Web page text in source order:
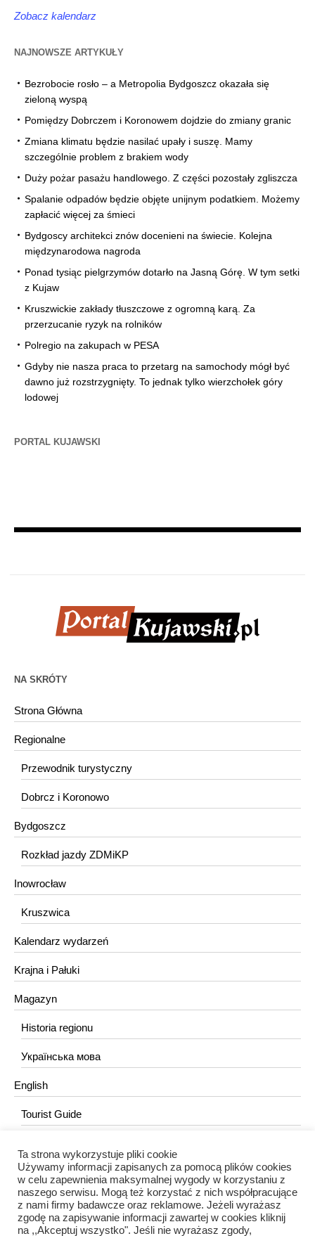
Zobacz kalendarz
NAJNOWSZE ARTYKUŁY
Bezrobocie rosło – a Metropolia Bydgoszcz okazała się
zieloną wyspą
Pomiędzy Dobrczem i Koronowem dojdzie do zmiany granic
Zmiana klimatu będzie nasilać upały i suszę. Mamy
szczególnie problem z brakiem wody
Duży pożar pasażu handlowego. Z części pozostały zgliszcza
Spalanie odpadów będzie objęte unijnym podatkiem. Możemy
zapłacić więcej za śmieci
Bydgoscy architekci znów docenieni na świecie. Kolejna
międzynarodowa nagroda
Ponad tysiąc pielgrzymów dotarło na Jasną Górę. W tym setki
z Kujaw
Kruszwickie zakłady tłuszczowe z ogromną karą. Za
przerzucanie ryzyk na rolników
Polregio na zakupach w PESA
Gdyby nie nasza praca to przetarg na samochody mógł być
dawno już rozstrzygnięty. To jednak tylko wierzchołek góry
lodowej
PORTAL KUJAWSKI
NA SKRÓTY
Strona Główna
Regionalne
Przewodnik turystyczny
Dobrcz i Koronowo
Bydgoszcz
Rozkład jazdy ZDMiKP
Inowrocław
Kruszwica
Kalendarz wydarzeń
Krajna i Pałuki
Magazyn
Historia regionu
Українська мова
English
Tourist Guide
KONTAKT
redakcja@portalkujawski.pl
Redakcja
Ta strona wykorzystuje pliki cookie
Używamy informacji zapisanych za pomocą plików cookies
w celu zapewnienia maksymalnej wygody w korzystaniu z
naszego serwisu. Mogą też korzystać z nich współpracujące
z nami firmy badawcze oraz reklamowe. Jeżeli wyrażasz
zgodę na zapisywanie informacji zawartej w cookies kliknij
na ,,Akceptuj wszystko". Jeśli nie wyrażasz zgody,